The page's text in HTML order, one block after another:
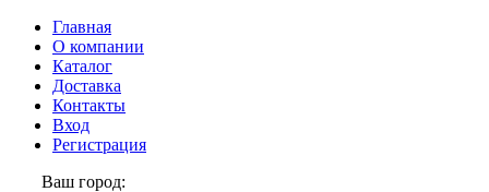
Главная
О компании
Каталог
Доставка
Контакты
Вход
Регистрация
Ваш город: